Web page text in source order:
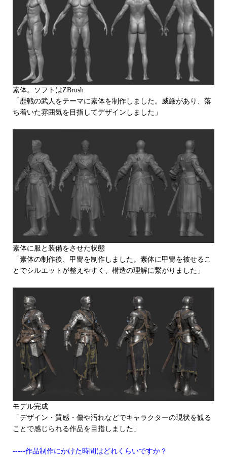
素体。ソフトはZBrush
「歴戦の武人をテーマに素体を制作しました。威厳があり、落
ち着いた雰囲気を目指してデザインしました」
素体に服と装備をさせた状態
「素体の制作後、甲冑を制作しました。素体に甲冑を被せるこ
とでシルエットが整えやすく、構造の理解に繋がりました」
モデル完成
「デザイン・質感・傷や汚れなどでキャラクターの現状を観る
ことで感じられる作品を目指しました」
-----作品制作にかけた時間はどれくらいですか？